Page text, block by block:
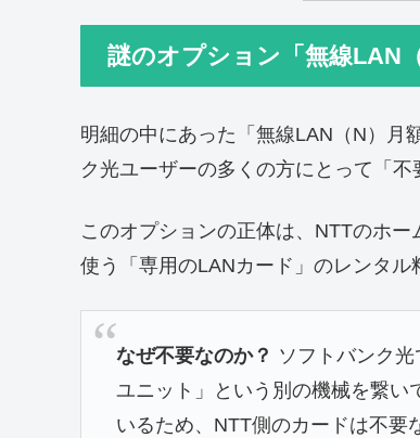
謎のオプション「無線LAN
明細の中にあった「無線LAN（N）月
ク光ユーザーの多くの方にとって「不
このオプションの正体は、NTTのホ
使う「専用のLANカード」のレンタル
なぜ不要なのか？ ソフトバンク
ユニット」という別の機械を繋い
いるため、NTT側のカードは不要